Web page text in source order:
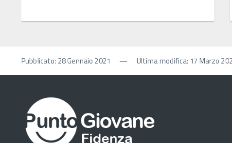
Pubblicato: 28 Gennaio 2021 — Ultima modifica: 17 Marzo